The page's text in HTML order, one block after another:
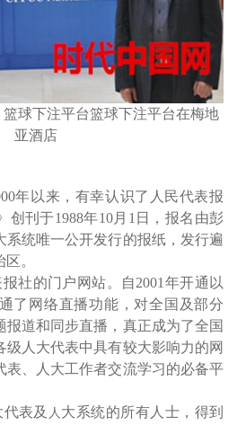
篮球下注平台篮球下注平台在梅地
亚酒店
年以来，有幸认识了人民代表报
创刊于1988年10月1日，报名由彭
系统唯一公开发行的报纸，发行遍
。
社的门户网站。自2001年开通以
了网络直播功能，对全国及部分
道和同步直播，真正成为了全国
人大代表中具有较大影响力的网
表、人大工作者交流学习的必备平
表及 人 大系统的所有人士，得到